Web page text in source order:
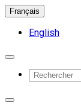
Français
English